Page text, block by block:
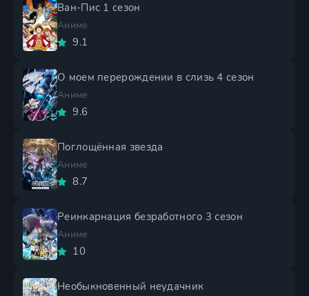
Ван-Пис 1 сезон
Аниме
9.1
О моем перерождении в слизь 4 сезон
Аниме
9.6
Поглощённая звезда
Аниме
8.7
Реинкарнация безработного 3 сезон
Аниме
10
Необыкновенный неудачник